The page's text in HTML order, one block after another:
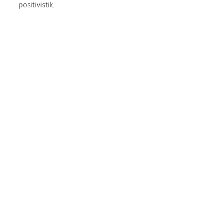
positivistik.